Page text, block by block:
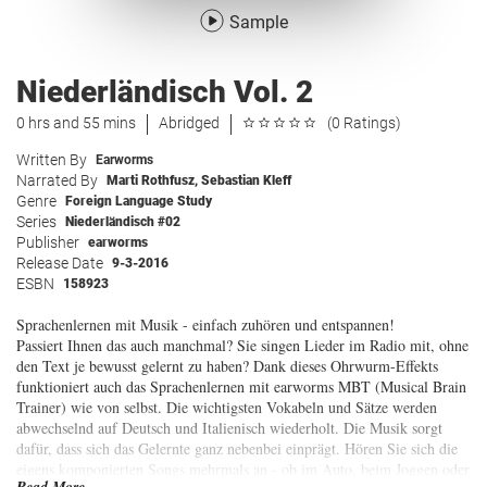
Sample
Niederländisch Vol. 2
0 hrs and 55 mins Abridged (0 Ratings)
Written By Earworms
Narrated By Marti Rothfusz, Sebastian Kleff
Genre Foreign Language Study
Series Niederländisch #02
Publisher earworms
Release Date 9-3-2016
ESBN 158923
Sprachenlernen mit Musik - einfach zuhören und entspannen!
Passiert Ihnen das auch manchmal? Sie singen Lieder im Radio mit, ohne
den Text je bewusst gelernt zu haben? Dank dieses Ohrwurm-Effekts
funktioniert auch das Sprachenlernen mit earworms MBT (Musical Brain
Trainer) wie von selbst. Die wichtigsten Vokabeln und Sätze werden
abwechselnd auf Deutsch und Italienisch wiederholt. Die Musik sorgt
dafür, dass sich das Gelernte ganz nebenbei einprägt. Hören Sie sich die
eigens komponierten Songs mehrmals an - ob im Auto, beim Joggen oder